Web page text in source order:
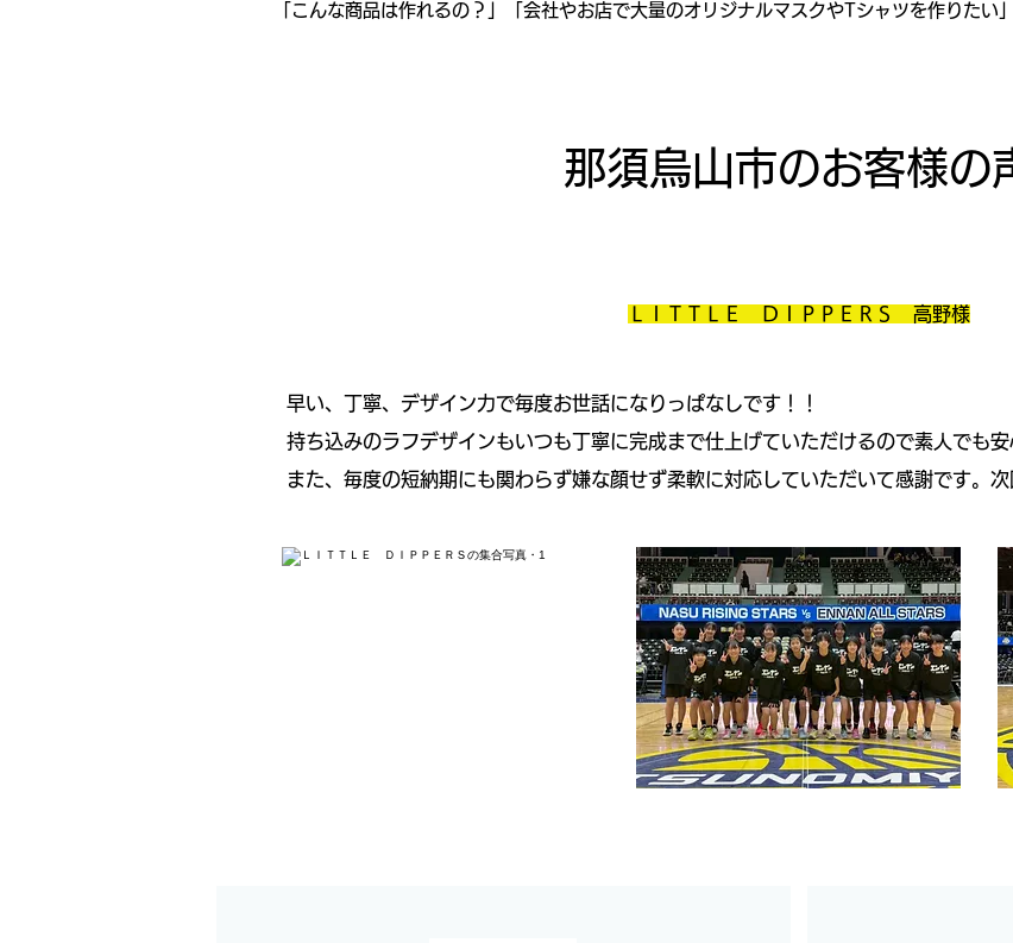
「こんな商品は作れるの？」「会社やお店で大量のオリジナルマスクやTシャツを作りたい
那須烏山市のお客様の
ＬＩＴＴＬＥ ＤＩＰＰＥＲＳ 高野様
早い、丁寧、デザイン力で毎度お世話になりっぱなしです！！
持ち込みのラフデザインもいつも丁寧に完成まで仕上げていただけるので素人でも安
また、毎度の短納期にも関わらず嫌な顔せず柔軟に対応していただいて感謝です。次